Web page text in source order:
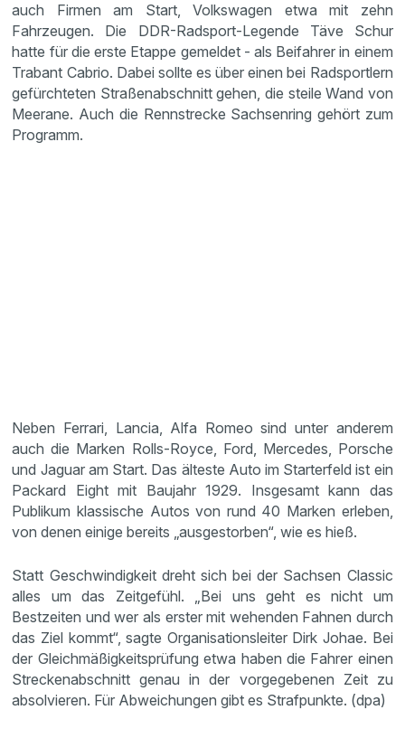
auch Firmen am Start, Volkswagen etwa mit zehn
Fahrzeugen. Die DDR-Radsport-Legende Täve Schur
hatte für die erste Etappe gemeldet - als Beifahrer in einem
Trabant Cabrio. Dabei sollte es über einen bei Radsportlern
gefürchteten Straßenabschnitt gehen, die steile Wand von
Meerane. Auch die Rennstrecke Sachsenring gehört zum
Programm.
Neben Ferrari, Lancia, Alfa Romeo sind unter anderem
auch die Marken Rolls-Royce, Ford, Mercedes, Porsche
und Jaguar am Start. Das älteste Auto im Starterfeld ist ein
Packard Eight mit Baujahr 1929. Insgesamt kann das
Publikum klassische Autos von rund 40 Marken erleben,
von denen einige bereits „ausgestorben“, wie es hieß.
Statt Geschwindigkeit dreht sich bei der Sachsen Classic
alles um das Zeitgefühl. „Bei uns geht es nicht um
Bestzeiten und wer als erster mit wehenden Fahnen durch
das Ziel kommt“, sagte Organisationsleiter Dirk Johae. Bei
der Gleichmäßigkeitsprüfung etwa haben die Fahrer einen
Streckenabschnitt genau in der vorgegebenen Zeit zu
absolvieren. Für Abweichungen gibt es Strafpunkte. (dpa)